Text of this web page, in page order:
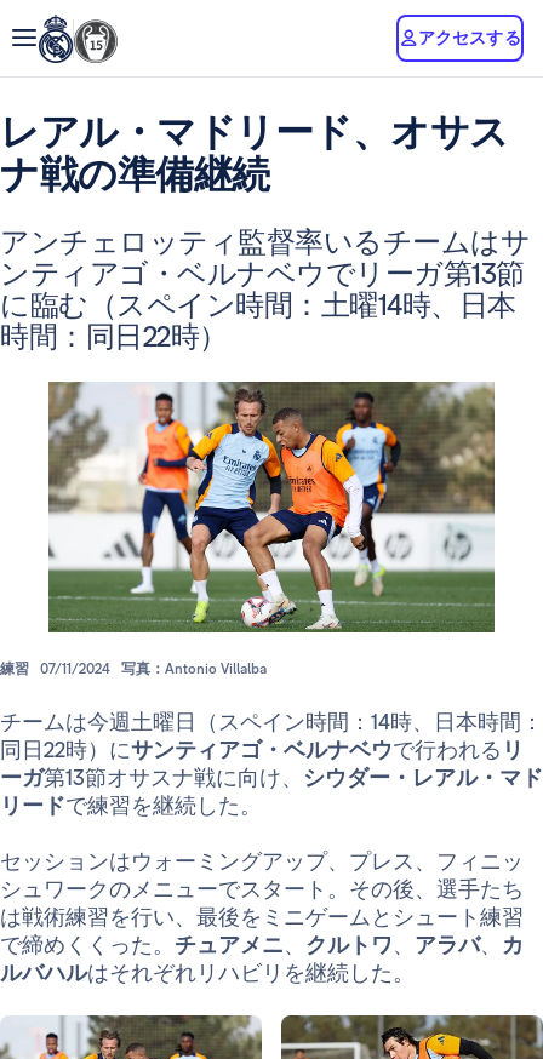
アクセスする
レアル・マドリード、オサス
ナ戦の準備継続
アンチェロッティ監督率いるチームはサ
ンティアゴ・ベルナベウでリーガ第13節
に臨む（スペイン時間：土曜14時、日本
時間：同日22時）
練習 07/11/2024 写真：Antonio Villalba
チームは今週土曜日（スペイン時間：14時、日本時間：
同日22時）にサンティアゴ・ベルナベウで行われる リ
ーガ第13節オサスナ戦に向け、 シウダー・レアル・マド
リードで練習を継続した。
セッションはウォーミングアップ、プレス、フィニッ
シュワークのメニューでスタート。その後、選手たち
は戦術練習を行い、最後をミニゲームとシュート練習
で締めくくった。 チュアメニ、 クルトワ、 アラバ、 カ
ルバハルはそれぞれリハビリを継続した。